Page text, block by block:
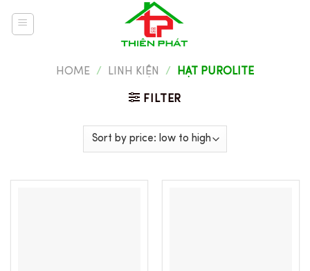
HOME / LINH KIỆN / HẠT PUROLITE
FILTER